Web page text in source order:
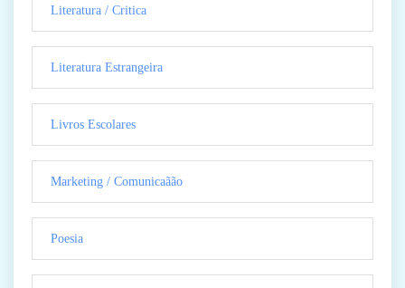
Literatura / Critica
Literatura Estrangeira
Livros Escolares
Marketing / Comunicaãão
Poesia